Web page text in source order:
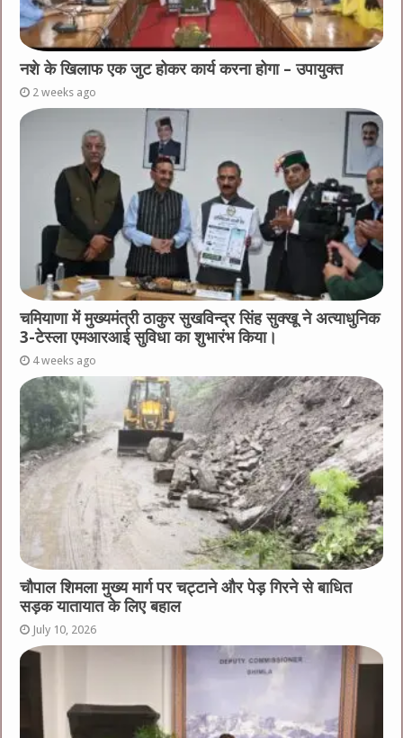
नशे के खिलाफ एक जुट होकर कार्य करना होगा – उपायुक्त
2 weeks ago
चमियाणा में मुख्यमंत्री ठाकुर सुखविन्द्र सिंह सुक्खू ने अत्याधुनिक
3-टेस्ला एमआरआई सुविधा का शुभारंभ किया।
4 weeks ago
चौपाल शिमला मुख्य मार्ग पर चट्टाने और पेड़ गिरने से बाधित
सड़क यातायात के लिए बहाल
July 10, 2026